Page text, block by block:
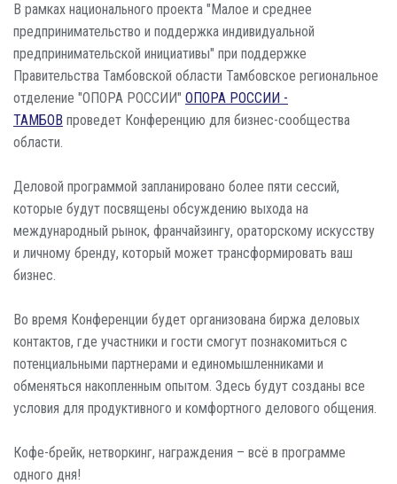
В рамках национального проекта "Малое и среднее
предпринимательство и поддержка индивидуальной
предпринимательской инициативы" при поддержке
Правительства Тамбовской области Тамбовское региональное
отделение "ОПОРА РОССИИ" ОПОРА РОССИИ -
ТАМБОВ проведет Конференцию для бизнес-сообщества
области.
Деловой программой запланировано более пяти сессий,
которые будут посвящены обсуждению выхода на
международный рынок, франчайзингу, ораторскому искусству
и личному бренду, который может трансформировать ваш
бизнес.
Во время Конференции будет организована биржа деловых
контактов, где участники и гости смогут познакомиться с
потенциальными партнерами и единомышленниками и
обменяться накопленным опытом. Здесь будут созданы все
условия для продуктивного и комфортного делового общения.
Кофе-брейк, нетворкинг, награждения – всё в программе
одного дня!